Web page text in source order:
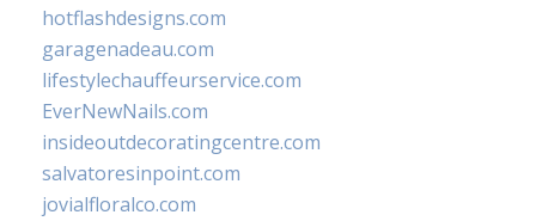
hotflashdesigns.com
garagenadeau.com
lifestylechauffeurservice.com
EverNewNails.com
insideoutdecoratingcentre.com
salvatoresinpoint.com
jovialfloralco.com